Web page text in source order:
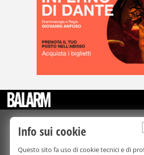
©Copyright 2003-2026
Bmedia Srl
- P.IVA
forma, su qualsiasi supporto
Info sui cookie
Questo sito fa uso di cookie tecnici e di